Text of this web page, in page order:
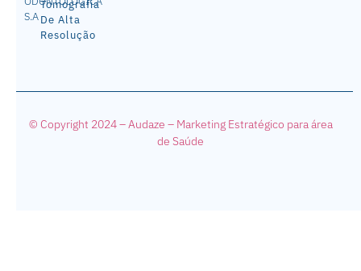
S.A
Tomografia
De Alta
Resolução
© Copyright 2024 – Audaze – Marketing Estratégico para área
de Saúde